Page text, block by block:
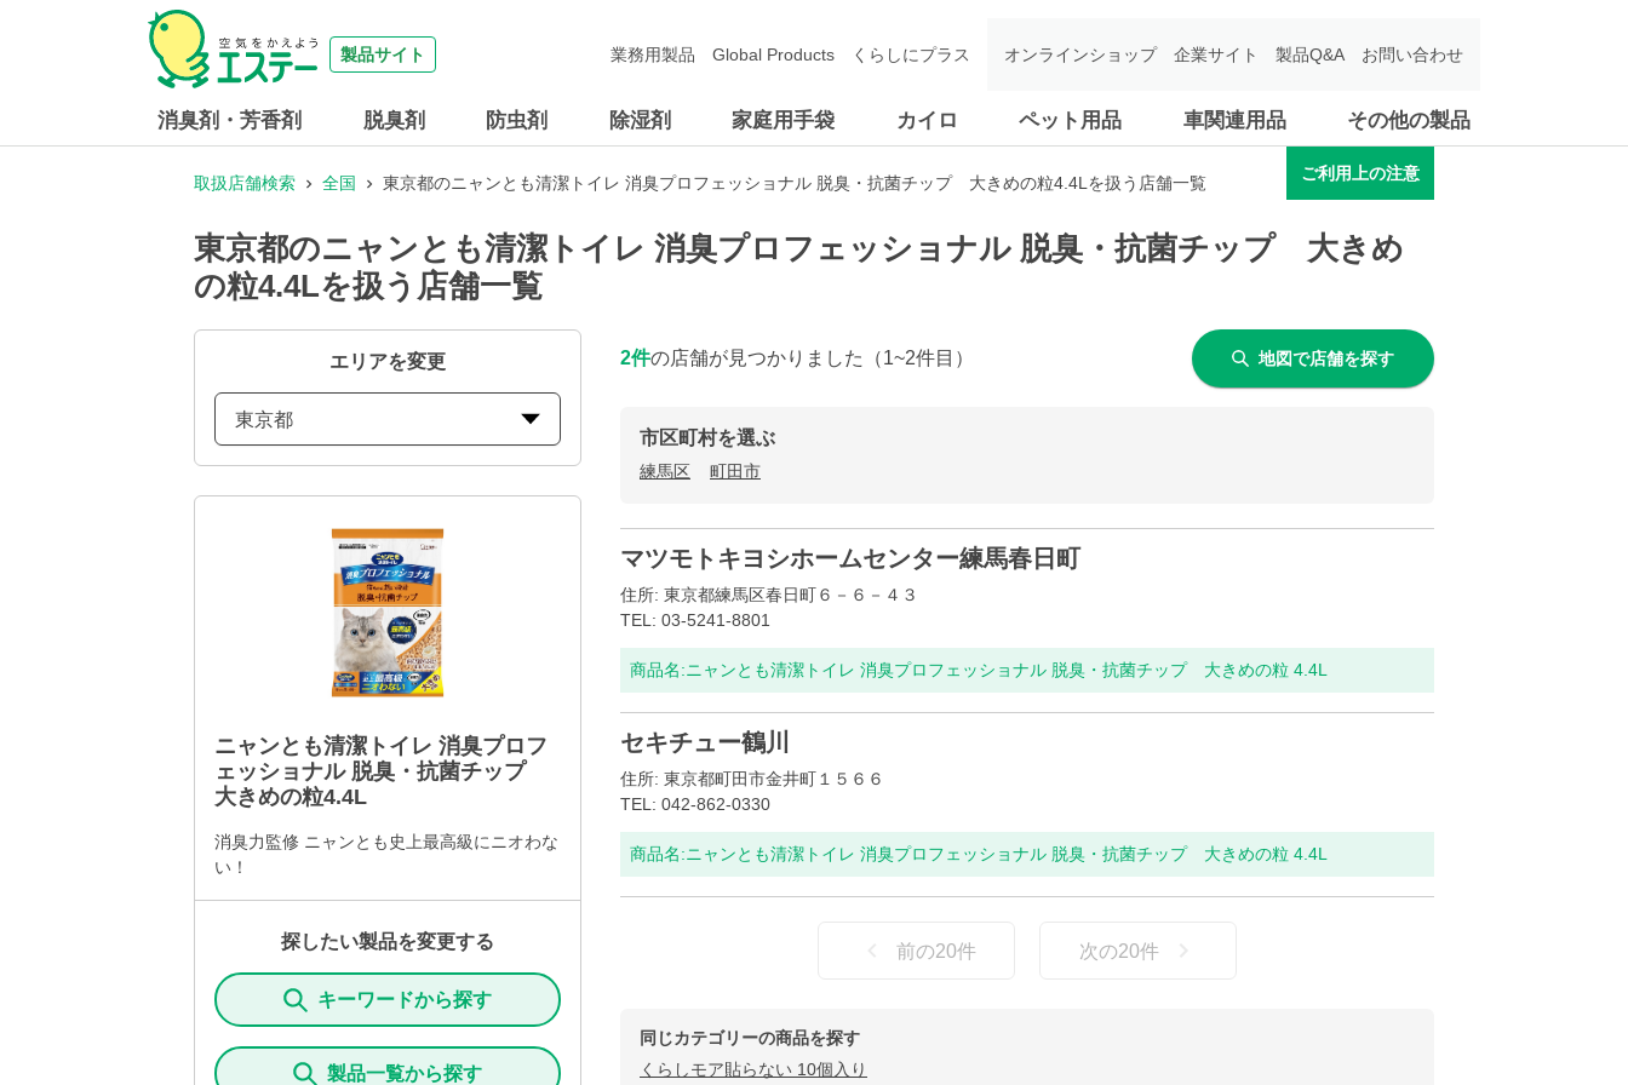
製品サイト
消臭剤・芳香剤 脱臭剤 防虫剤 除湿剤 家庭用手袋 カイロ ペット用品 車関連用品 その他の製品
業務用製品 Global Products くらしにプラス オンラインショップ 企業サイト 製品Q&A お問い合わせ
取扱店舗検索 全国 東京都のニャンとも清潔トイレ 消臭プロフェッショナル 脱臭・抗菌チップ 大きめの粒4.4Lを扱う店舗一覧
ご利用上の注意
東京都のニャンとも清潔トイレ 消臭プロフェッショナル 脱臭・抗菌チップ 大きめ
の粒4.4Lを扱う店舗一覧
エリアを変更
東京都
ニャンとも清潔トイレ 消臭プロフ
ェッショナル 脱臭・抗菌チップ
大きめの粒4.4L
消臭力監修 ニャンとも史上最高級にニオわな
い！
探したい製品を変更する
キーワードから探す
製品一覧から探す
2件の店舗が見つかりました （1~2件目） 地図で店舗を探す
市区町村を選ぶ
練馬区 町田市
マツモトキヨシホームセンター練馬春日町
住所: 東京都練馬区春日町６－６－４３
TEL: 03-5241-8801
商品名:ニャンとも清潔トイレ 消臭プロフェッショナル 脱臭・抗菌チップ 大きめの粒 4.4L
セキチュー鶴川
住所: 東京都町田市金井町１５６６
TEL: 042-862-0330
商品名:ニャンとも清潔トイレ 消臭プロフェッショナル 脱臭・抗菌チップ 大きめの粒 4.4L
前の20件 次の20件
同じカテゴリーの商品を探す
くらしモア貼らない 10個入り